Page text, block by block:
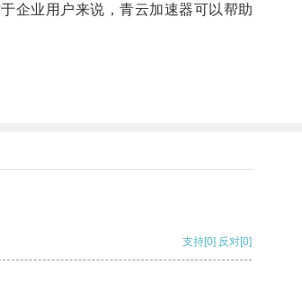
企业用户来说，青云加速器可以帮助
支持[0] 反对[0]